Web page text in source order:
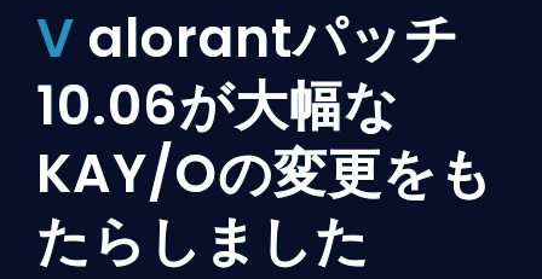
V alorantパッチ
10.06が大幅な
KAY/Oの変更をも
たらしました